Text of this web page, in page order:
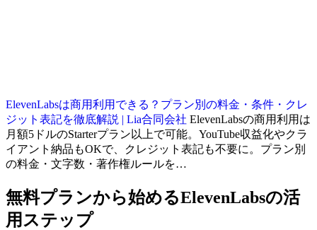
ElevenLabsは商用利用できる？プラン別の料金・条件・クレ
ジット表記を徹底解説 | Lia合同会社 ElevenLabsの商用利用は
月額5ドルのStarterプラン以上で可能。YouTube収益化やクラ
イアント納品もOKで、クレジット表記も不要に。プラン別
の料金・文字数・著作権ルールを…
無料プランから始めるElevenLabsの活
用ステップ